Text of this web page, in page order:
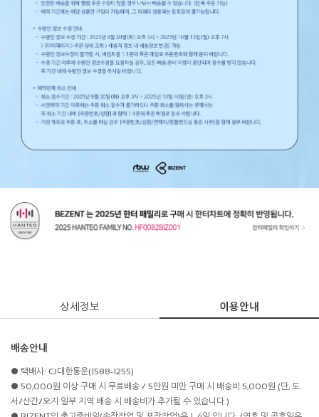
상세정보 이용안내
배송안내
● 택배사: CJ대한통운(1588-1255)
● 50,000원 이상 구매 시 무료배송 / 5만원 미만 구매 시 배송비 5,000원 (단, 도
서/산간/오지 일부 지역 배송 시 배송비가 추가될 수 있습니다.)